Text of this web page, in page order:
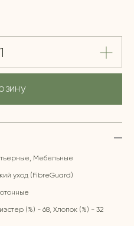
Мебельные
уход (FibreGuard)
(%) - 68, Хлопок (%) - 32